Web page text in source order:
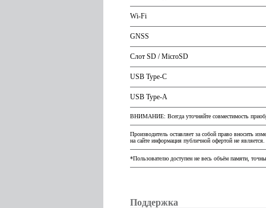
Wi-Fi
GNSS
Слот SD / MicroSD
USB Type-C
USB Type-A
ВНИМАНИЕ: Всегда уточняйте совместимость
Производитель оставляет за собой право вносить
на сайте информация публичной офертой не является.
*Пользователю доступен не весь объём памяти,
Поддержка